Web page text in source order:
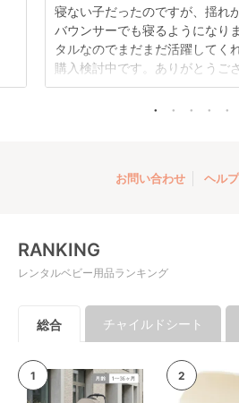
寝ない子だったのですが、揺れ
バウンサーでも寝るようになり
タルなのでまだまだ活躍してく
購入検討中です。ありがとうご
お問い合わせ ヘル
RANKING
レンタルベビー用品ランキング
総合 チャイルドシート